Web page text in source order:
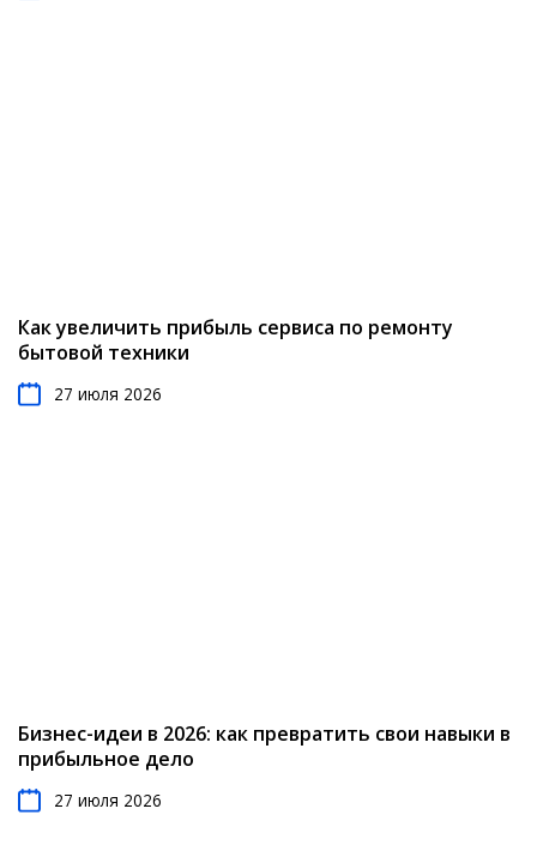
Как увеличить прибыль сервиса по ремонту
бытовой техники
27 июля 2026
Бизнес-идеи в 2026: как превратить свои навыки в
прибыльное дело
27 июля 2026